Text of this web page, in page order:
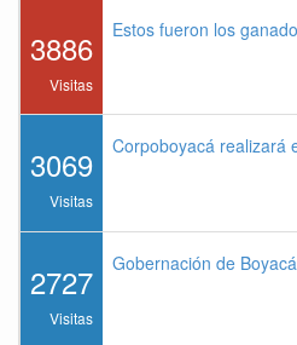
3886
Visitas
Estos fueron los
3069
Visitas
Corpoboyacá realizará
2727
Visitas
Gobernación de